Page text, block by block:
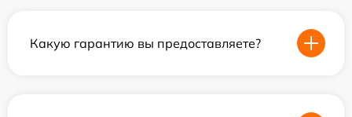
Какую гарантию вы предоставляете?